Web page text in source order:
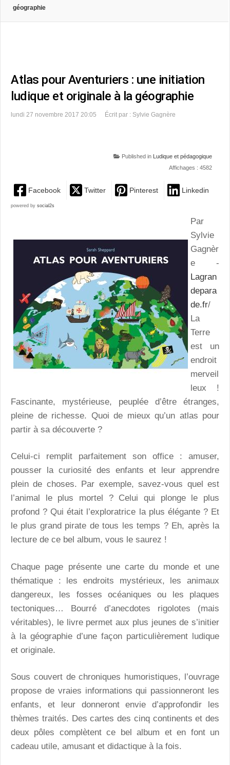
géographie
Atlas pour Aventuriers : une initiation
ludique et originale à la géographie
lundi 27 novembre 2017 20:05 Écrit par : Sylvie Gagnère
Published in
Ludique et pédagogique
Affichages : 4582
Facebook Twitter Pinterest Linkedin
powered by social2s
Par
Sylvie
Gagnèr
e -
Lagran
depara
de.fr/
La
Terre
est un
endroit
merveil
leux !
Fascinante, mystérieuse, peuplée d’être étranges,
pleine de richesse. Quoi de mieux qu’un atlas pour
partir à sa découverte ?
Celui-ci remplit parfaitement son office : amuser,
pousser la curiosité des enfants et leur apprendre
plein de choses. Par exemple, savez-vous quel est
l’animal le plus mortel ? Celui qui plonge le plus
profond ? Qui était l’exploratrice la plus élégante ? Et
le plus grand pirate de tous les temps ? Eh, après la
lecture de ce bel album, vous le saurez !
Chaque page présente une carte du monde et une
thématique : les endroits mystérieux, les animaux
dangereux, les fosses océaniques ou les plaques
tectoniques… Bourré d’anecdotes rigolotes (mais
véritables), le livre permet aux plus jeunes de s’initier
à la géographie d’une façon particulièrement ludique
et originale.
Sous couvert de chroniques humoristiques, l’ouvrage
propose de vraies informations qui passionneront les
enfants, et leur donneront envie d’approfondir les
thèmes traités. Des cartes des cinq continents et des
deux pôles complètent ce bel album et en font un
cadeau utile, amusant et didactique à la fois.